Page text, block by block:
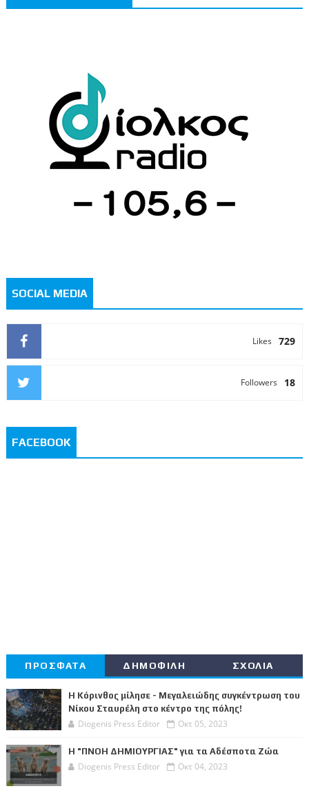
SOCIAL MEDIA
729
Likes
18
Followers
FACEBOOK
ΠΡΟΣΦΑΤΑ ΔΗΜΟΦΙΛΗ ΣΧΟΛΙΑ
Η Κόρινθος μίλησε - Μεγαλειώδης συγκέντρωση του
Νίκου Σταυρέλη στο κέντρο της πόλης!
Diogenis Press Editor Οκτ 05, 2023
Η "ΠΝΟΗ ΔΗΜΙΟΥΡΓΙΑΣ" για τα Αδέσποτα Ζώα
Diogenis Press Editor Οκτ 04, 2023